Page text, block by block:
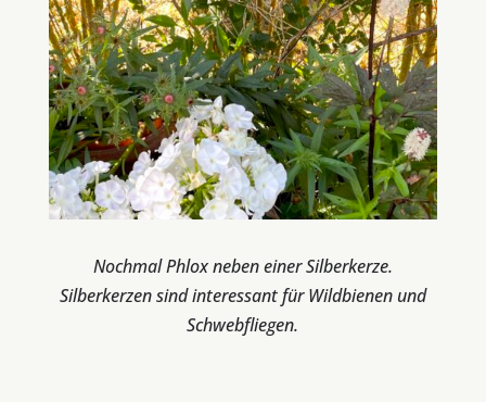
Nochmal Phlox neben einer Silberkerze.
Silberkerzen sind interessant für Wildbienen und
Schwebfliegen.